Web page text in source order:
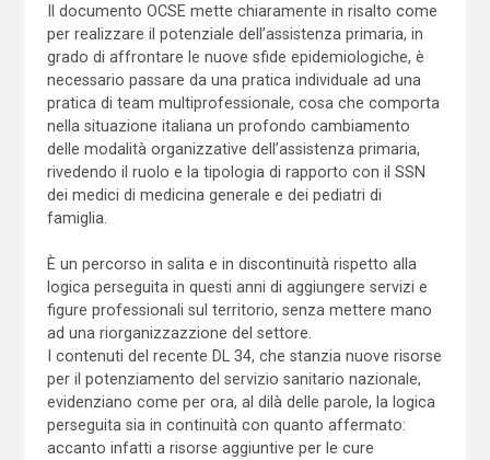
Il documento OCSE mette chiaramente in risalto come
per realizzare il potenziale dell’assistenza primaria, in
grado di affrontare le nuove sfide epidemiologiche, è
necessario passare da una pratica individuale ad una
pratica di team multiprofessionale, cosa che comporta
nella situazione italiana un profondo cambiamento
delle modalità organizzative dell’assistenza primaria,
rivedendo il ruolo e la tipologia di rapporto con il SSN
dei medici di medicina generale e dei pediatri di
famiglia.
È un percorso in salita e in discontinuità rispetto alla
logica perseguita in questi anni di aggiungere servizi e
figure professionali sul territorio, senza mettere mano
ad una riorganizzazzione del settore.
I contenuti del recente DL 34, che stanzia nuove risorse
per il potenziamento del servizio sanitario nazionale,
evidenziano come per ora, al dilà delle parole, la logica
perseguita sia in continuità con quanto affermato:
accanto infatti a risorse aggiuntive per le cure